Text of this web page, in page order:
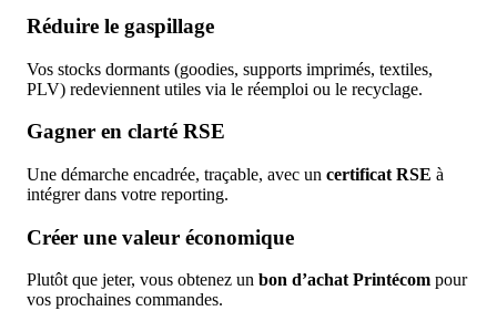
Réduire le gaspillage
Vos stocks dormants (goodies, supports imprimés, textiles,
PLV) redeviennent utiles via le réemploi ou le recyclage.
Gagner en clarté RSE
Une démarche encadrée, traçable, avec un certificat RSE à
intégrer dans votre reporting.
Créer une valeur économique
Plutôt que jeter, vous obtenez un bon d’achat Printécom pour
vos prochaines commandes.